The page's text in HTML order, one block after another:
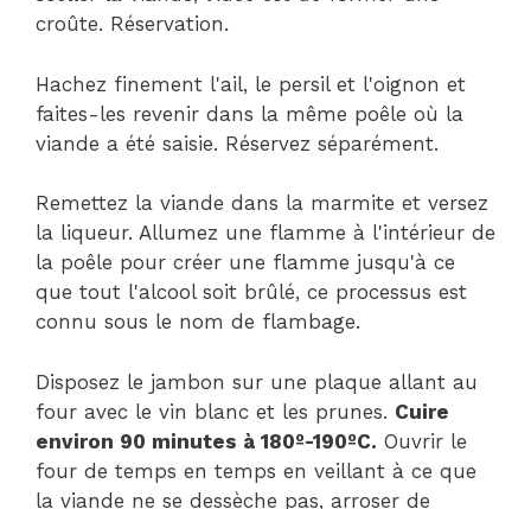
croûte. Réservation.
Hachez finement l'ail, le persil et l'oignon et
faites-les revenir dans la même poêle où la
viande a été saisie. Réservez séparément.
Remettez la viande dans la marmite et versez
la liqueur. Allumez une flamme à l'intérieur de
la poêle pour créer une flamme jusqu'à ce
que tout l'alcool soit brûlé, ce processus est
connu sous le nom de flambage.
Disposez le jambon sur une plaque allant au
four avec le vin blanc et les prunes. Cuire
environ 90 minutes à 180º-190ºC. Ouvrir le
four de temps en temps en veillant à ce que
la viande ne se dessèche pas, arroser de